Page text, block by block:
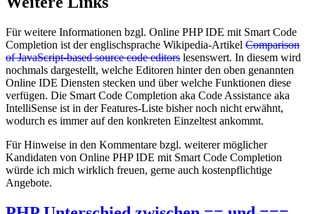
Für weitere Informationen bzgl. Online PHP IDE mit Smart Code
Completion ist der englischsprache Wikipedia-Artikel Comparison
of JavaScript-based source code editors lesenswert. In diesem wird
nochmals dargestellt, welche Editoren hinter den oben genannten
Online IDE Diensten stecken und über welche Funktionen diese
verfügen. Die Smart Code Completion aka Code Assistance aka
IntelliSense ist in der Features-Liste bisher noch nicht erwähnt,
wodurch es immer auf den konkreten Einzeltest ankommt.
Für Hinweise in den Kommentare bzgl. weiterer möglicher
Kandidaten von Online PHP IDE mit Smart Code Completion
würde ich mich wirklich freuen, gerne auch kostenpflichtige
Angebote.